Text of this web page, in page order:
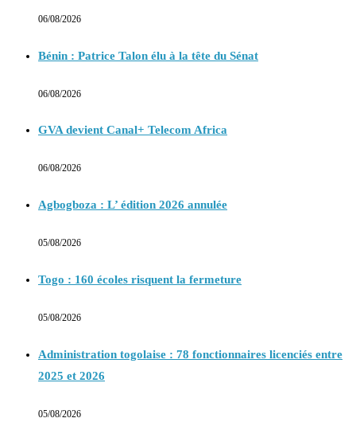
06/08/2026
Bénin : Patrice Talon élu à la tête du Sénat
06/08/2026
GVA devient Canal+ Telecom Africa
06/08/2026
Agbogboza : L’ édition 2026 annulée
05/08/2026
Togo : 160 écoles risquent la fermeture
05/08/2026
Administration togolaise : 78 fonctionnaires licenciés entre
2025 et 2026
05/08/2026